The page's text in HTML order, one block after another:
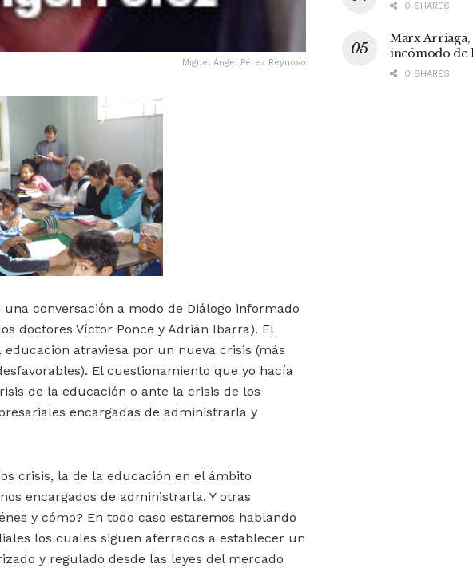
Miguel Ángel Pérez Reynoso
conversación a modo de Diálogo informado
doctores Víctor Ponce y Adrián Ibarra). El
atraviesa por un nueva crisis (más
El cuestionamiento que yo hacía
de la educación o ante la crisis de los
encargadas de administrarla y
crisis, la de la educación en el ámbito
encargados de administrarla. Y otras
y cómo? En todo caso estaremos hablando
los cuales siguen aferrados a establecer un
y regulado desde las leyes del mercado
0 SHARES
Marx
incómodo de
0 SHARES